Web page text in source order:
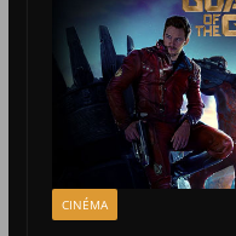
CINÉMA